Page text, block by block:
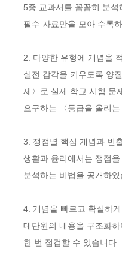
5종 교과서를 꼼꼼히 분
필수 자료만을 모아 수록
2. 다양한 유형에 개념을
실전 감각을 키우도록 양
제〉로 실제 학교 시험 문
요구하는 〈등급을 올리
3. 쟁점별 핵심 개념과 빈
생활과 윤리에서는 쟁점
분석하는 비법을 공개하
4. 개념을 빠르고 확실하
대단원의 내용을 구조화
한 번 점검할 수 있습니다.